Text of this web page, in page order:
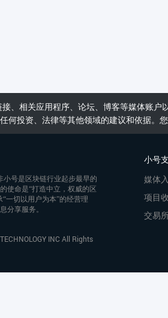
、相关应用程序、论坛、博客等媒体账
何投资、法律等其他领域的建议和依据
小号是区块链行业起步最早的
使命是“打造中立，权威的区
一切以用户为本”的经营理
分享服务。
INC All Rights
小号
媒体
项目
交易